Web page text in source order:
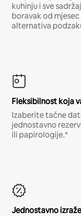
kuhinju i sve
boravak od mjesec
alternativa
Fleksibilnost koja
Izaberite tačne
jednostavno
ili papirologije.*
Jednostavno